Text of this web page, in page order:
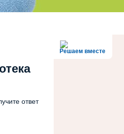
Решаем вместе
ответ